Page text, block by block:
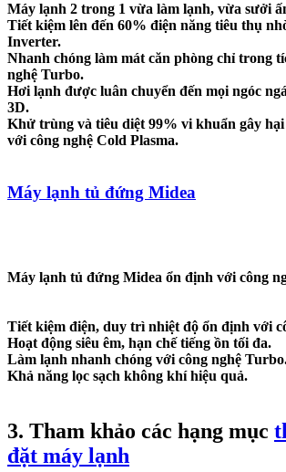
Máy lạnh 2 trong 1 vừa làm lạnh, vừa sưởi
Tiết kiệm lên đến 60% điện năng tiêu thụ
Inverter.
Nhanh chóng làm mát căn phòng chỉ trong
nghệ Turbo.
Hơi lạnh được luân chuyển đến mọi ngóc
3D.
Khử trùng và tiêu diệt 99% vi khuẩn gây
với công nghệ Cold Plasma.
Máy lạnh tủ đứng Midea
Máy lạnh tủ đứng Midea ổn định với công
Tiết kiệm điện, duy trì nhiệt độ ổn định với
Hoạt động siêu êm, hạn chế tiếng ồn tối đa.
Làm lạnh nhanh chóng với công nghệ
Khả năng lọc sạch không khí hiệu quả.
3. Tham khảo các hạng mục
đặt máy lạnh